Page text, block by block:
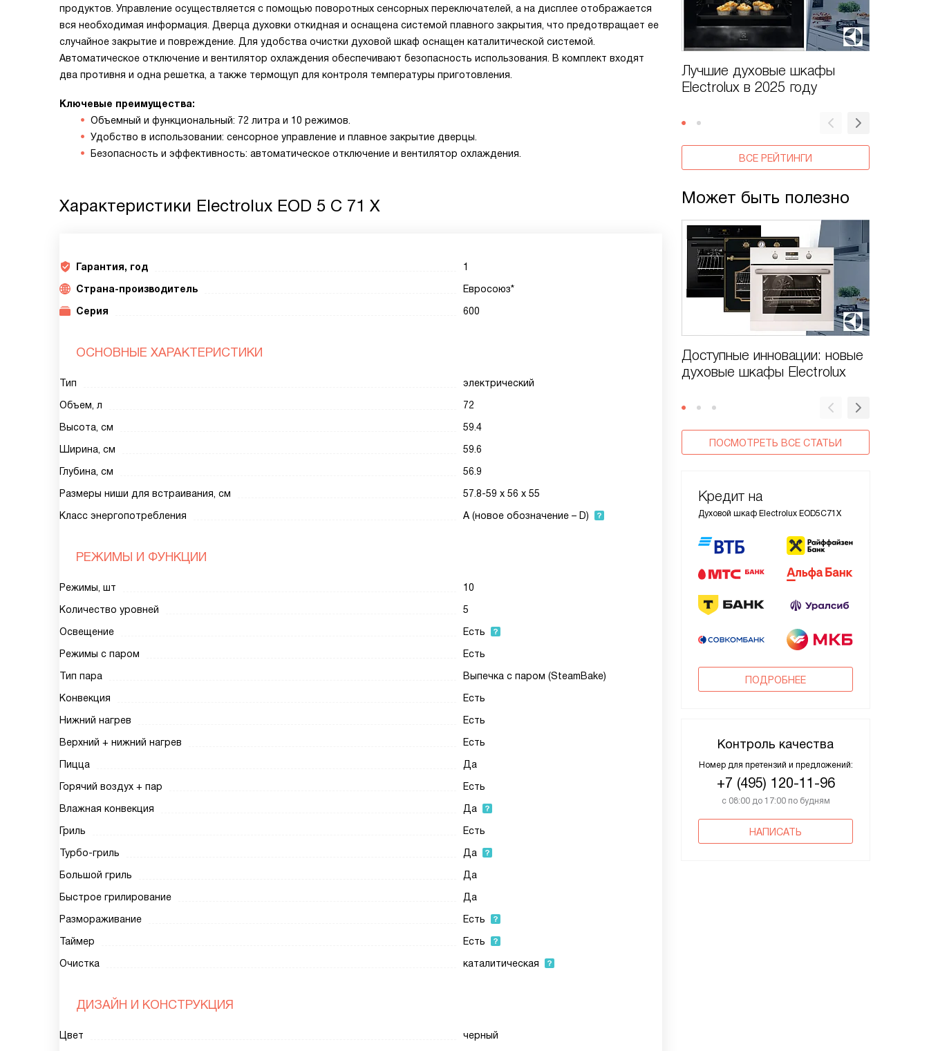
Лучшие духовые шкафы
Electrolux в 2025 году
ВСЕ РЕЙТИНГИ
Может быть полезно
Доступные инновации: новые
духовые шкафы Electrolux
ПОСМОТРЕТЬ ВСЕ СТАТЬИ
Кредит на
Духовой шкаф Electrolux EOD5C71X
ПОДРОБНЕЕ
Контроль качества
Номер для претензий и предложений:
+7 (495) 120-11-96
с 08:00 до 17:00 по будням
НАПИСАТЬ
продуктов. Управление осуществляется с помощью поворотных сенсорных переключателей, а на дисплее отображается
вся необходимая информация. Дверца духовки откидная и оснащена системой плавного закрытия, что предотвращает ее
случайное закрытие и повреждение. Для удобства очистки духовой шкаф оснащен каталитической системой.
Автоматическое отключение и вентилятор охлаждения обеспечивают безопасность использования. В комплект входят
два противня и одна решетка, а также термощуп для контроля температуры приготовления.
Ключевые преимущества:
Объемный и функциональный: 72 литра и 10 режимов.
Удобство в использовании: сенсорное управление и плавное закрытие дверцы.
Безопасность и эффективность: автоматическое отключение и вентилятор охлаждения.
Характеристики Electrolux EOD 5 C 71 X
Гарантия, год
1
Страна-производитель
Евросоюз*
Серия
600
ОСНОВНЫЕ ХАРАКТЕРИСТИКИ
Тип
электрический
Объем, л
72
Высота, см
59.4
Ширина, см
59.6
Глубина, см
56.9
Размеры ниши для встраивания, см
57.8-59 x 56 x 55
Класс энергопотребления
A (новое обозначение – D)
РЕЖИМЫ И ФУНКЦИИ
Режимы, шт
10
Количество уровней
5
Освещение
Есть
Режимы с паром
Есть
Тип пара
Выпечка с паром (SteamBake)
Конвекция
Есть
Нижний нагрев
Есть
Верхний + нижний нагрев
Есть
Пицца
Да
Горячий воздух + пар
Есть
Влажная конвекция
Да
Гриль
Есть
Турбо-гриль
Да
Большой гриль
Да
Быстрое грилирование
Да
Размораживание
Есть
Таймер
Есть
Очистка
каталитическая
ДИЗАЙН И КОНСТРУКЦИЯ
Цвет
черный